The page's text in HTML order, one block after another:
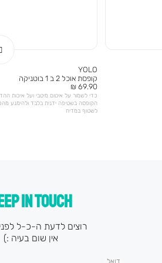
YOLO
קופסת אוכל 2 ב 1 בוטניקה
מחיר
מוצר
69.90 ₪
כדי לשמור על איטום מיטבי ועל איכות
הקופסה בשטיפה ידנית בלבד ולהימנע
לשטוף במדיח
IN TOUCH
רוצים לדעת ה-כ-ל
אין שום בעיה :)
דואל